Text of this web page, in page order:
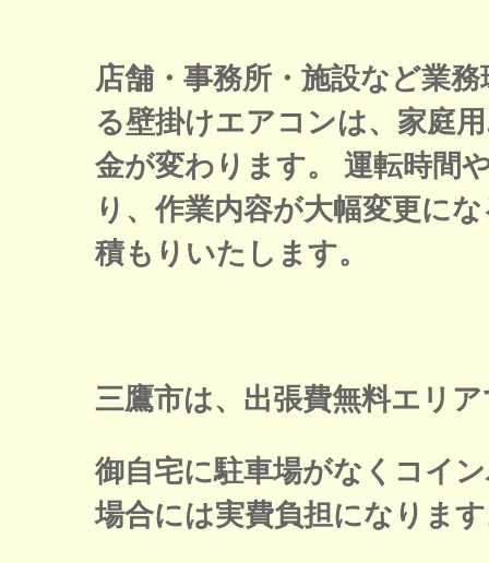
店舗・事務所・施設など業
る壁掛けエアコンは、家庭
金が変わります。 運転時間
り、作業内容が大幅変更に
積もりいたします。
三鷹市は、出張費無料エリ
御自宅に駐車場がなくコイ
場合には実費負担になりま